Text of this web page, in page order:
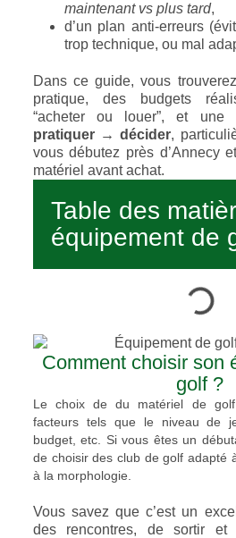
maintenant vs plus tard,
d’un plan anti-erreurs
trop technique, ou mal
Dans ce guide, vous
pratique, des budgets
“acheter ou louer”, et une
pratiquer → décider,
vous débutez près d’Annecy
matériel avant achat.
Table des
équipement de
Comment choisir son
golf ?
Le choix de du matériel de
facteurs tels que le niveau de
budget, etc. Si vous êtes un
de choisir des club de golf adapté
à la morphologie.
Vous savez que c’est un
des rencontres, de sortir